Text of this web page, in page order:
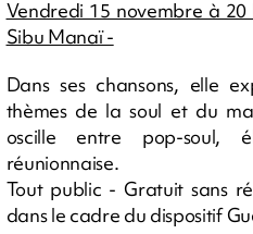
Vendredi 15 novembre à
Sibu Manaï -
Dans ses chansons, elle
thèmes de la soul et du
oscille entre pop-soul,
réunionnaise.
Tout public - Gratuit sans
dans le cadre du dispositif